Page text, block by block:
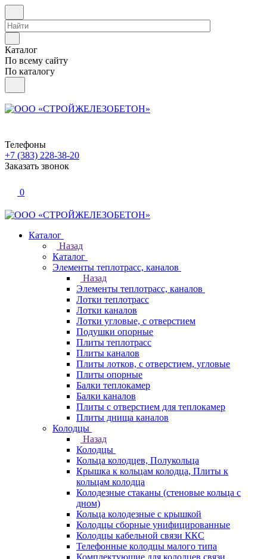
Каталог
По всему сайту
По каталогу
Телефоны
+7 (383) 228-38-20
Заказать звонок
0
Каталог
Назад
Каталог
Элементы теплотрасс, каналов
Назад
Элементы теплотрасс, каналов
Лотки теплотрасс
Лотки каналов
Лотки угловые, с отверстием
Подушки опорные
Плиты теплотрасс
Плиты каналов
Плиты лотков, с отверстием, угловые
Плиты опорные
Балки теплокамер
Балки каналов
Плиты с отверстием для теплокамер
Плиты днища каналов
Колодцы
Назад
Колодцы
Кольца колодцев, Полукольца
Крышка к кольцам колодца, Плиты к
кольцам колодца
Колодезные стаканы (стеновые кольца с
дном)
Кольца колодезные с крышкой
Колодцы сборные унифицированные
Колодцы кабельной связи ККС
Телефонные колодцы малого типа
Комплектующие для колодцев связи